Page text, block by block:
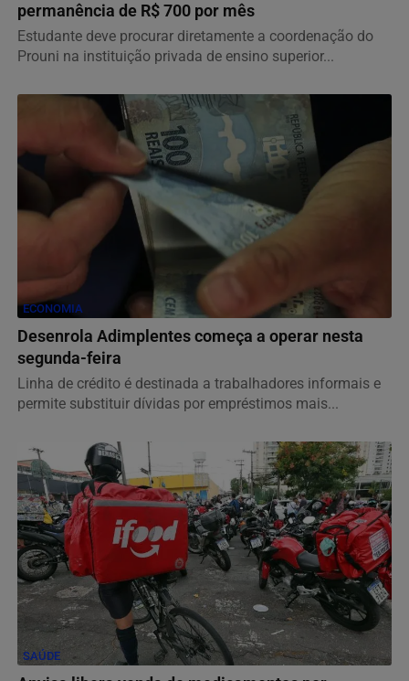
permanência de R$ 700 por mês
Estudante deve procurar diretamente a coordenação do
Prouni na instituição privada de ensino superior...
ECONOMIA
Desenrola Adimplentes começa a operar nesta
segunda-feira
Linha de crédito é destinada a trabalhadores informais e
permite substituir dívidas por empréstimos mais...
SAÚDE